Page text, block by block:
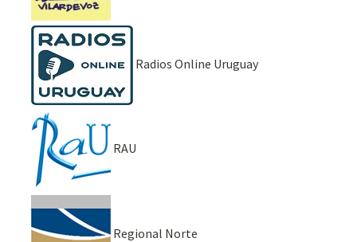
Radios Online Uruguay
RAU
Regional Norte